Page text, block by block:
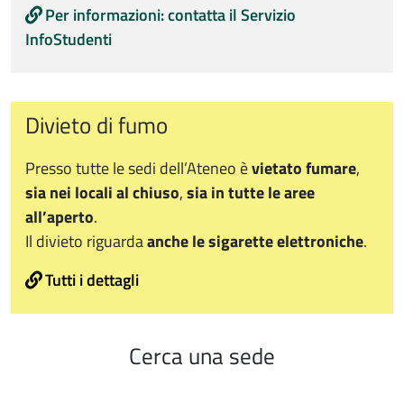
Per informazioni: contatta il Servizio
InfoStudenti
Divieto di fumo
Presso tutte le sedi dell’Ateneo èvietato fumare,
sia nei locali al chiuso,sia in tutte le aree
all’aperto.
Il divieto riguardaanche le sigarette elettroniche.
Tutti i dettagli
Cerca una sede